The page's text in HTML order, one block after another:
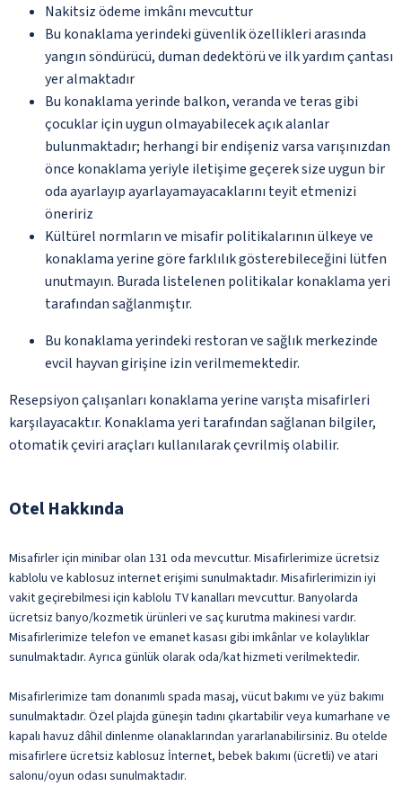
Nakitsiz ödeme imkânı mevcuttur
Bu konaklama yerindeki güvenlik özellikleri arasında
yangın söndürücü, duman dedektörü ve ilk yardım çantası
yer almaktadır
Bu konaklama yerinde balkon, veranda ve teras gibi
çocuklar için uygun olmayabilecek açık alanlar
bulunmaktadır; herhangi bir endişeniz varsa varışınızdan
önce konaklama yeriyle iletişime geçerek size uygun bir
oda ayarlayıp ayarlayamayacaklarını teyit etmenizi
öneririz
Kültürel normların ve misafir politikalarının ülkeye ve
konaklama yerine göre farklılık gösterebileceğini lütfen
unutmayın. Burada listelenen politikalar konaklama yeri
tarafından sağlanmıştır.
Bu konaklama yerindeki restoran ve sağlık merkezinde
evcil hayvan girişine izin verilmemektedir.
Resepsiyon çalışanları konaklama yerine varışta misafirleri
karşılayacaktır. Konaklama yeri tarafından sağlanan bilgiler,
otomatik çeviri araçları kullanılarak çevrilmiş olabilir.
Otel Hakkında
Misafirler için minibar olan 131 oda mevcuttur. Misafirlerimize ücretsiz
kablolu ve kablosuz internet erişimi sunulmaktadır. Misafirlerimizin iyi
vakit geçirebilmesi için kablolu TV kanalları mevcuttur. Banyolarda
ücretsiz banyo/kozmetik ürünleri ve saç kurutma makinesi vardır.
Misafirlerimize telefon ve emanet kasası gibi imkânlar ve kolaylıklar
sunulmaktadır. Ayrıca günlük olarak oda/kat hizmeti verilmektedir.
Misafirlerimize tam donanımlı spada masaj, vücut bakımı ve yüz bakımı
sunulmaktadır. Özel plajda güneşin tadını çıkartabilir veya kumarhane ve
kapalı havuz dâhil dinlenme olanaklarından yararlanabilirsiniz. Bu otelde
misafirlere ücretsiz kablosuz İnternet, bebek bakımı (ücretli) ve atari
salonu/oyun odası sunulmaktadır.